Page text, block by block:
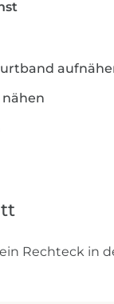
Rechteck in